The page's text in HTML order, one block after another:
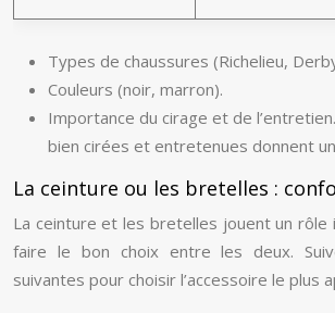
Types de chaussures (Richelieu,
Couleurs (noir, marron).
Importance du cirage et de
bien cirées et entretenues donnent
La ceinture ou les bretelles :
La ceinture et les bretelles jouent un
faire le bon choix entre les deux.
suivantes pour choisir l’accessoire le plus